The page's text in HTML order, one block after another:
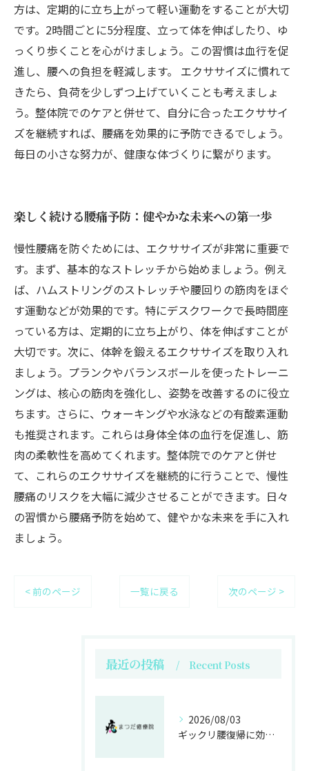
方は、定期的に立ち上がって軽い運動をすることが大切
です。2時間ごとに5分程度、立って体を伸ばしたり、ゆ
っくり歩くことを心がけましょう。この習慣は血行を促
進し、腰への負担を軽減します。 エクササイズに慣れて
きたら、負荷を少しずつ上げていくことも考えましょ
う。整体院でのケアと併せて、自分に合ったエクササイ
ズを継続すれば、腰痛を効果的に予防できるでしょう。
毎日の小さな努力が、健康な体づくりに繋がります。
楽しく続ける腰痛予防：健やかな未来への第一歩
慢性腰痛を防ぐためには、エクササイズが非常に重要で
す。まず、基本的なストレッチから始めましょう。例え
ば、ハムストリングのストレッチや腰回りの筋肉をほぐ
す運動などが効果的です。特にデスクワークで長時間座
っている方は、定期的に立ち上がり、体を伸ばすことが
大切です。次に、体幹を鍛えるエクササイズを取り入れ
ましょう。プランクやバランスボールを使ったトレーニ
ングは、核心の筋肉を強化し、姿勢を改善するのに役立
ちます。さらに、ウォーキングや水泳などの有酸素運動
も推奨されます。これらは身体全体の血行を促進し、筋
肉の柔軟性を高めてくれます。整体院でのケアと併せ
て、これらのエクササイズを継続的に行うことで、慢性
腰痛のリスクを大幅に減少させることができます。日々
の習慣から腰痛予防を始めて、健やかな未来を手に入れ
ましょう。
< 前のページ 一覧に戻る 次のページ >
最近の投稿 Recent Posts
2026/08/03
ギックリ腰復帰に効く整体運動法